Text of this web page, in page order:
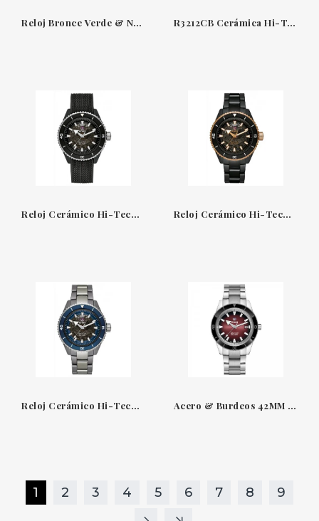
Reloj Bronce Verde & Nato Captain Cook Rado R3212CB Cerámica Hi-Tech & Titanio Negro 43 MM Captain Cook Rado
Reloj Cerámico Hi-Tech Negro & Titanio Caucho Captain Cook Rado Reloj Cerámico Hi-Tech Negro & PVD Oro Captain Cook Rado
Reloj Cerámico Hi-Tech Gris & Blau Captain Cook Rado Acero & Burdeos 42MM Captain Cook Rado R3210
1 2 3 4 5 6 7 8 9